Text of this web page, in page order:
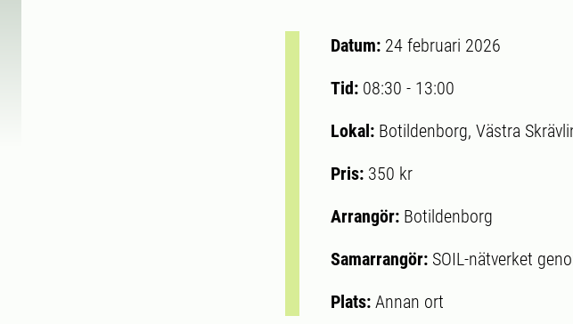
Datum: 24 februari 2026
Tid: 08:30 - 13:00
Lokal: Botildenborg, Västra
Pris: 350 kr
Arrangör: Botildenborg
Samarrangör: SOIL-nätverket
Plats: Annan ort